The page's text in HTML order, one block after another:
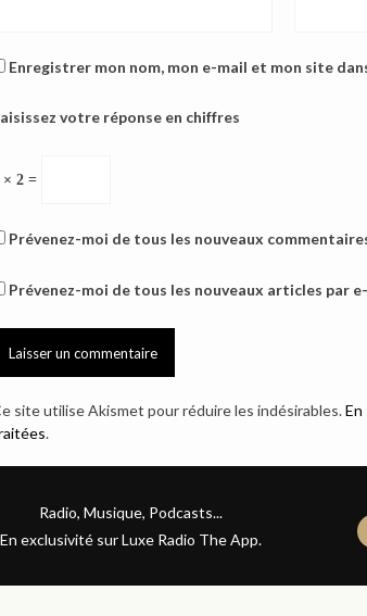
Enregistrer mon nom, mon e-mail et mon site
votre réponse en chiffres
× 2 =
Prévenez-moi de tous les nouveaux
Prévenez-moi de tous les nouveaux articles par
site utilise Akismet pour réduire les indésirables.En
.
Radio, Musique, Podcasts...
En exclusivité sur Luxe Radio The App.